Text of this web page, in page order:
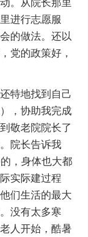
。从院长那里
进行志愿服
的做法。还以
党的政策好，
特地找到自己
，协助我完成
敬老院院长了
院长告诉我
，身体也大都
实际建过程
们生活的最大
没有太多寒
人开始，酷暑